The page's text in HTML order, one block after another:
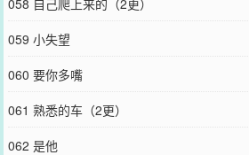
058 自己爬上来的（2更）
059 小失望
060 要你多嘴
061 熟悉的车（2更）
062 是他